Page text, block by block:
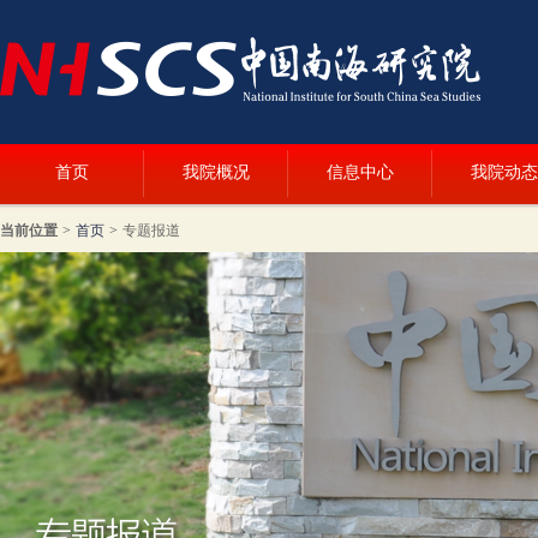
首页 我院概况 信息中心 我院动态
当前位置 > 首页 > 专题报道